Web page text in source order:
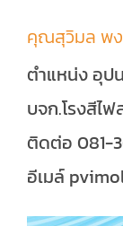
คุณสุวิมล พ
ตำแหน่ง อุป
บจก.โรงสีไ
ติดต่อ 081-
อีเมล์